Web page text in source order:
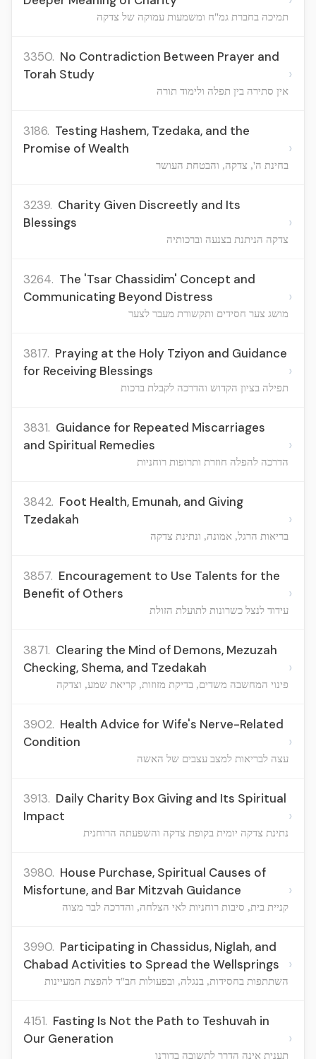
תמיכה בחברת גמ"ח ומשמעות עמוקה של צדקה
3350. No Contradiction Between Prayer and
Torah Study
אין סתירה בין תפלה ולימוד תורה
›
3186. Testing Hashem, Tzedaka, and the
Promise of Wealth
בחינת ה', צדקה, והבטחת העושר
›
3239. Charity Given Discreetly and Its
Blessings
צדקה הניתנת בצנעה וברכותיה
›
3264. The 'Tsar Chassidim' Concept and
Communicating Beyond Distress
מושג צער חסידים ותקשורת מעבר לצער
›
3817. Praying at the Holy Tziyon and Guidance
for Receiving Blessings
תפילה בציון הקדוש והדרכה לקבלת ברכות
›
3831. Guidance for Repeated Miscarriages
and Spiritual Remedies
הדרכה להפלה חוזרת ותרופות רוחניות
›
3842. Foot Health, Emunah, and Giving
Tzedakah
בריאות הרגל, אמונה, ונתינת צדקה
›
3857. Encouragement to Use Talents for the
Benefit of Others
עידוד לנצל כשרונות לתועלת הזולת
›
3871. Clearing the Mind of Demons, Mezuzah
Checking, Shema, and Tzedakah
פינוי המחשבה משדים, בדיקת מזוזות, קריאת שמע, וצדקה
›
3902. Health Advice for Wife's Nerve-Related
Condition
עצה לבריאות למצב עצבים של האשה
›
3913. Daily Charity Box Giving and Its Spiritual
Impact
נתינת צדקה יומית בקופת צדקה והשפעתה הרוחנית
›
3980. House Purchase, Spiritual Causes of
Misfortune, and Bar Mitzvah Guidance
קניית בית, סיבות רוחניות לאי הצלחה, והדרכה לבר מצוה
›
3990. Participating in Chassidus, Niglah, and
Chabad Activities to Spread the Wellsprings
השתתפות בחסידות, בנגלה, ובפעולות חב"ד להפצת המעיינות
›
4151. Fasting Is Not the Path to Teshuvah in
Our Generation
תענית אינה הדרך לתשובה בדורנו
›